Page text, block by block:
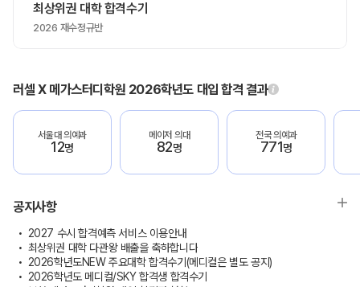
최상위권 대학 합격수기
2026 재수정규반
러셀 X 메가스터디학원 2026학년도 대입 합격 결과
서울대 의예과
12명
메이저 의대
82명
전국 의예과
771명
공지사항
2027 수시 합격예측 서비스 이용안내
최상위권 대학 다관왕 배출을 축하합니다
2026학년도NEW 주요대학 합격수기(메디컬은 별도 공지)
2026학년도 메디컬/SKY 합격생 합격수기